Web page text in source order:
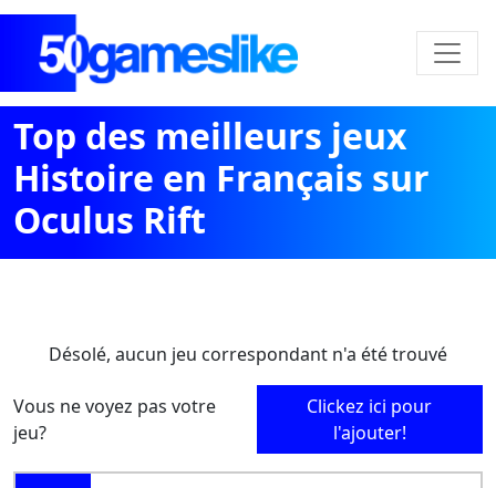
Top des meilleurs jeux
Histoire en Français sur
Oculus Rift
Désolé, aucun jeu correspondant n'a été trouvé
Vous ne voyez pas votre
jeu?
Clickez ici pour
l'ajouter!